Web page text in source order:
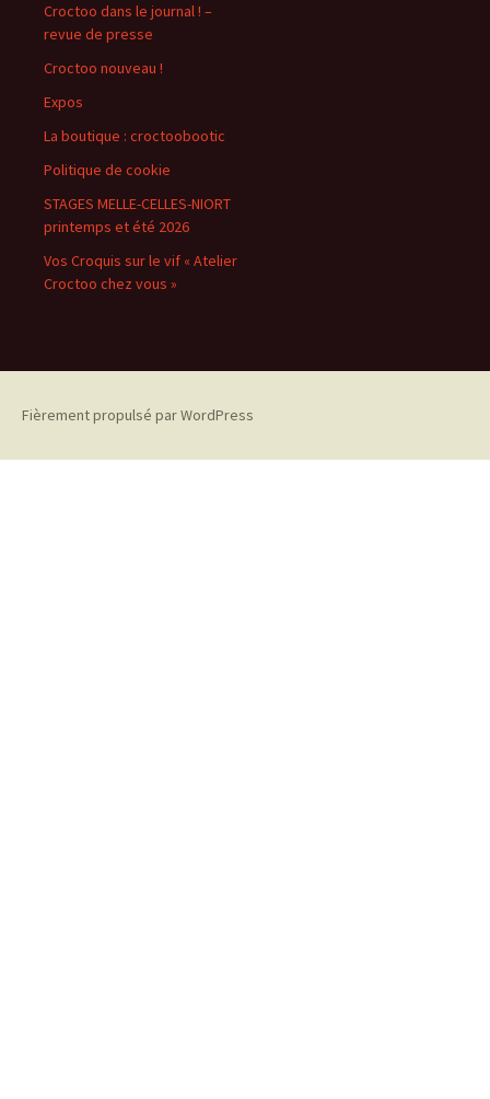
Croctoo dans le journal ! –
revue de presse
Croctoo nouveau !
Expos
La boutique : croctoobootic
Politique de cookie
STAGES MELLE-CELLES-NIORT
printemps et été 2026
Vos Croquis sur le vif « Atelier
Croctoo chez vous »
Fièrement propulsé par WordPress